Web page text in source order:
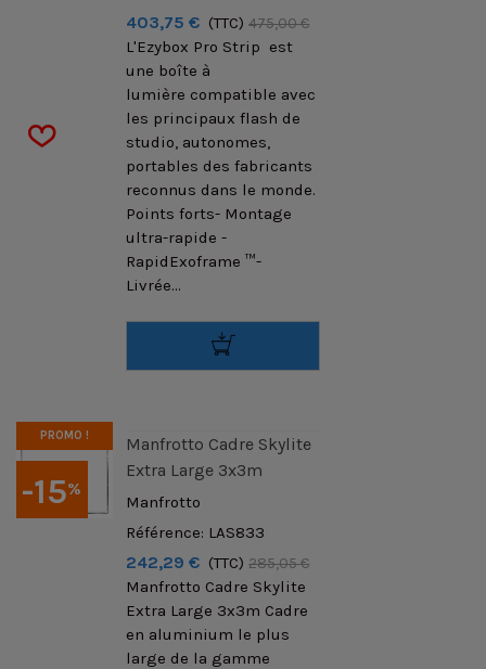
403,75 € (TTC) 475,00 €
L'Ezybox Pro Strip est
une boîte à
lumière compatible avec
les principaux flash de
studio, autonomes,
portables des fabricants
reconnus dans le monde.
Points forts- Montage
ultra-rapide -
RapidExoframe ™-
Livrée...
-15%
PROMO !
Manfrotto Cadre Skylite
Extra Large 3x3m
Manfrotto
Référence: LAS833
242,29 € (TTC) 285,05 €
Manfrotto Cadre Skylite
Extra Large 3x3m Cadre
en aluminium le plus
large de la gamme